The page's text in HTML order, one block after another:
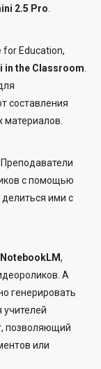
2.5 Pro
for Education,
in the Classroom
составления
материалов.
с помощью
ими с
NotebookLM,
А
генерировать
позволяющий
или